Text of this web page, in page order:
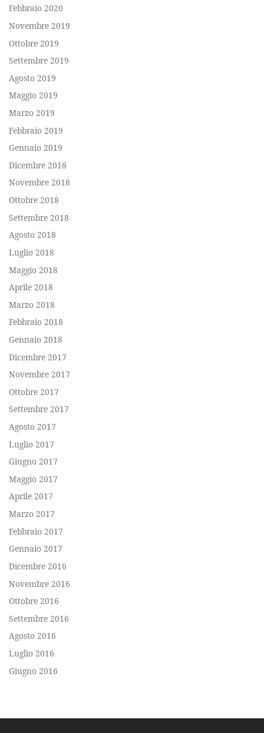
Febbraio 2020
Novembre 2019
Ottobre 2019
Settembre 2019
Agosto 2019
Maggio 2019
Marzo 2019
Febbraio 2019
Gennaio 2019
Dicembre 2018
Novembre 2018
Ottobre 2018
Settembre 2018
Agosto 2018
Luglio 2018
Maggio 2018
Aprile 2018
Marzo 2018
Febbraio 2018
Gennaio 2018
Dicembre 2017
Novembre 2017
Ottobre 2017
Settembre 2017
Agosto 2017
Luglio 2017
Giugno 2017
Maggio 2017
Aprile 2017
Marzo 2017
Febbraio 2017
Gennaio 2017
Dicembre 2016
Novembre 2016
Ottobre 2016
Settembre 2016
Agosto 2016
Luglio 2016
Giugno 2016